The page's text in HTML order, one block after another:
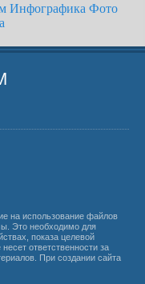
Инфографика Фото
на использование файлов
Это необходимо для
показа целевой
ответственности за
При создании сайта